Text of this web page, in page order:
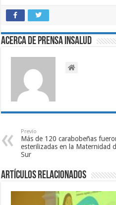
Acerca de Prensa INSALUD
Previo
Más de 120 carabobeñas
esterilizadas en la Maternidad
Sur
Artículos relacionados